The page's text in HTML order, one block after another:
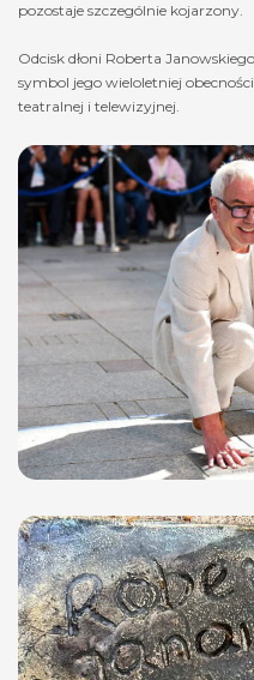
pozostaje szczególnie kojarzony.
Odcisk dłoni Roberta
symbol jego wieloletniej
teatralnej i telewizyjnej.